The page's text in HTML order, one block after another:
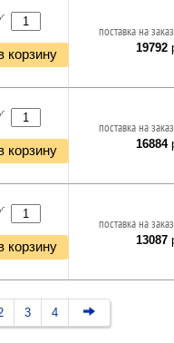
корзину
поставка на
19792
корзину
поставка на
16884
корзину
поставка на
13087
3 4